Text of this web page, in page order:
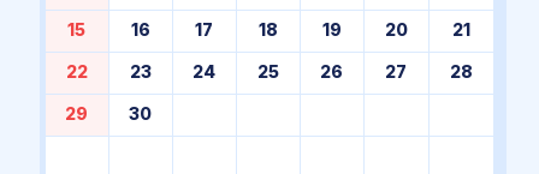
15 16 17 18 19 20 21
22 23 24 25 26 27 28
29 30